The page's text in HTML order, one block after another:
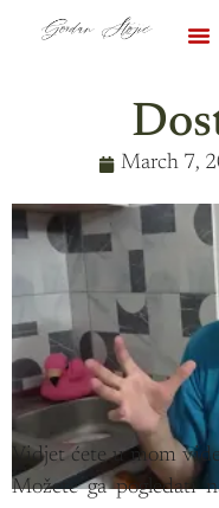
March 7,
Vidjet ćete u mom
Možete ga pogledati